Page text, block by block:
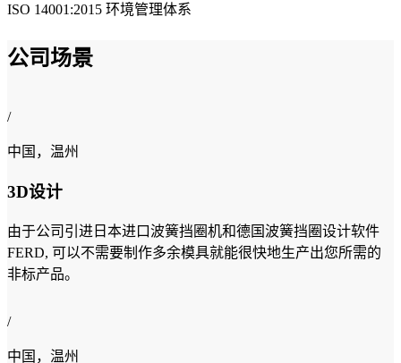
ISO 14001:2015 环境管理体系
公司场景
/
中国，温州
3D设计
由于公司引进日本进口波簧挡圈机和德国波簧挡圈设计软件
FERD, 可以不需要制作多余模具就能很快地生产出您所需的
非标产品。
/
中国，温州